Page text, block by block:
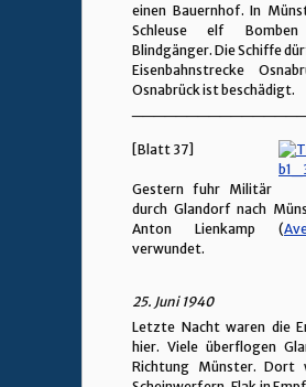
einen Bauernhof. In
Schleuse elf
Blindgänger. Die Schiffe
Eisenbahnstrecke
Osnabrück ist beschädigt.
[Blatt 37]
Gestern fuhr Militär
durch Glandorf nach
Anton Lienkamp (
verwundet.
25. Juni 1940
Letzte Nacht waren die
hier. Viele überflogen
Richtung Münster. Dort